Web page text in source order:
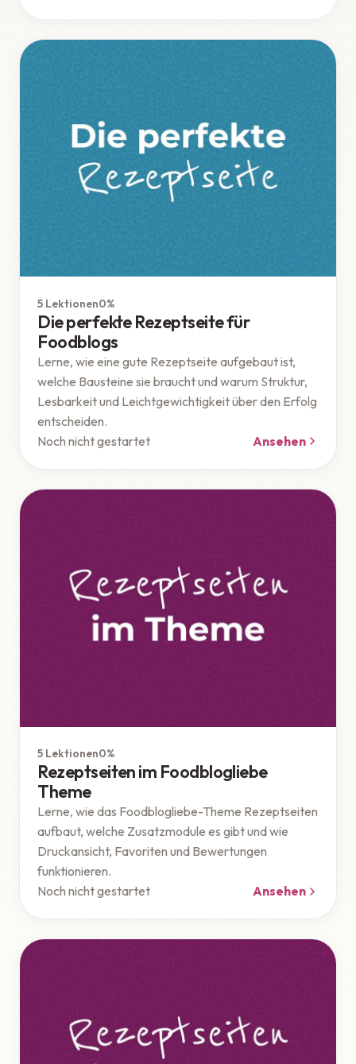
5 Lektionen0%
Die perfekte Rezeptseite für
Foodblogs
Lerne, wie eine gute Rezeptseite aufgebaut ist,
welche Bausteine sie braucht und warum Struktur,
Lesbarkeit und Leichtgewichtigkeit über den Erfolg
entscheiden.
Noch nicht gestartet
Ansehen
5 Lektionen0%
Rezeptseiten im Foodblogliebe
Theme
Lerne, wie das Foodblogliebe-Theme Rezeptseiten
aufbaut, welche Zusatzmodule es gibt und wie
Druckansicht, Favoriten und Bewertungen
funktionieren.
Noch nicht gestartet
Ansehen